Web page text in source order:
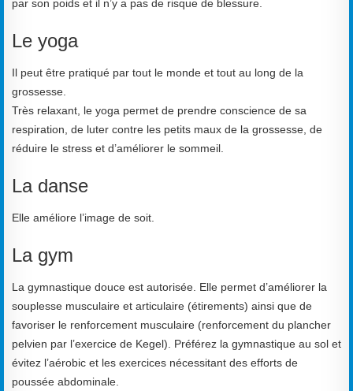
par son poids et il n’y a pas de risque de blessure.
Le yoga
Il peut être pratiqué par tout le monde et tout au long de la
grossesse.
Très relaxant, le yoga permet de prendre conscience de sa
respiration, de luter contre les petits maux de la grossesse, de
réduire le stress et d’améliorer le sommeil.
La danse
Elle améliore l’image de soit.
La gym
La gymnastique douce est autorisée. Elle permet d’améliorer la
souplesse musculaire et articulaire (étirements) ainsi que de
favoriser le renforcement musculaire (renforcement du plancher
pelvien par l’exercice de Kegel). Préférez la gymnastique au sol et
évitez l’aérobic et les exercices nécessitant des efforts de
poussée abdominale.